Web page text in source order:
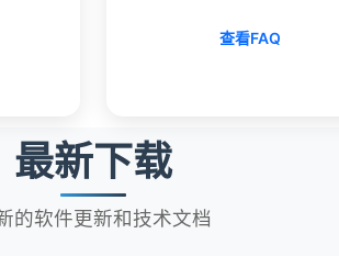
查看FAQ
最新下载
的软件更新和技术文档